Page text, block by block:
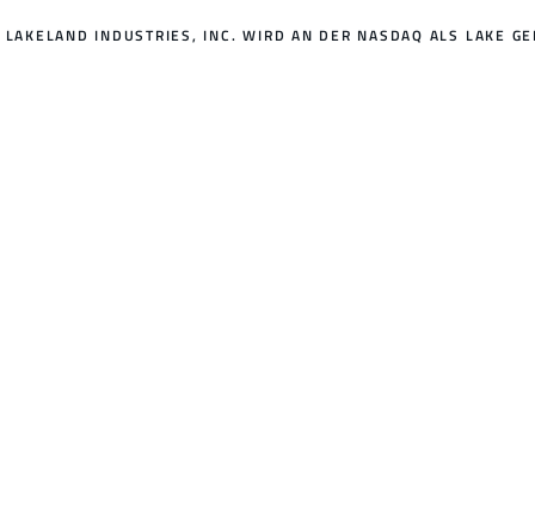
LAKELAND INDUSTRIES, INC. WIRD AN DER NASDAQ ALS LAKE